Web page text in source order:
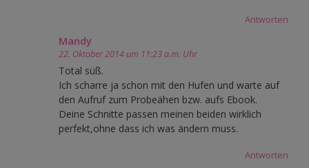
Antworten
Mandy
22. Oktober 2014 um 11:23 a.m. Uhr
Total süß.
Ich scharre ja schon mit den Hufen und warte auf
den Aufruf zum Probeähen bzw. aufs Ebook.
Deine Schnitte passen meinen beiden wirklich
perfekt,ohne dass ich was ändern muss.
Antworten